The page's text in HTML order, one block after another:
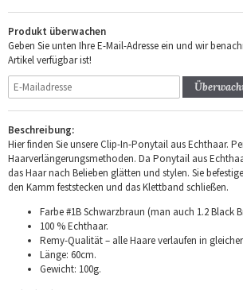
Produkt überwachen
Geben Sie unten Ihre E-Mail-Adresse ein und wir
Artikel verfügbar ist!
Beschreibung:
Hier finden Sie unsere Clip-In-Ponytail aus Echthaar.
Haarverlängerungsmethoden. Da Ponytail aus
das Haar nach Belieben glätten und stylen. Sie
den Kamm feststecken und das Klettband schließen.
Farbe #1B Schwarzbraun (man auch 1.2 Black
100 % Echthaar.
Remy-Qualität – alle Haare verlaufen in
Länge: 60cm.
Gewicht: 100g.